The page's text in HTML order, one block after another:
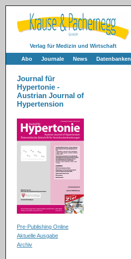
Verlag für Medizin und Wirtschaft
Abo Journale News Datenbanken
Journal für
Hypertonie -
Austrian Journal of
Hypertension
Pre-Publishing Online
Aktuelle Ausgabe
Archiv